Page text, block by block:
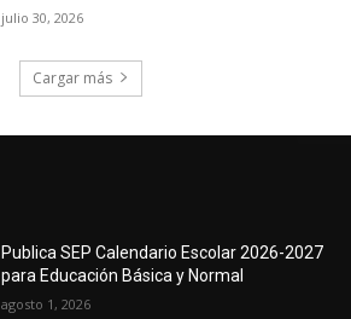
julio 30, 2026
Cargar más
Publica SEP Calendario Escolar 2026-2027
para Educación Básica y Normal
agosto 1, 2026